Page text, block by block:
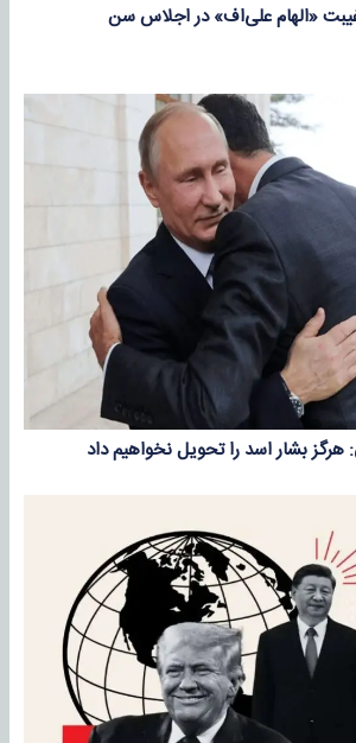
«الهام علی‌اف» در اجلاس سن
هرگز بشار اسد را تحویل نخواهیم داد